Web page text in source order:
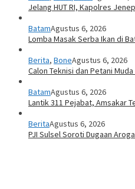
Jelang HUT RI, Kapolres
BatamAgustus 6, 2026
Lomba Masak Serba Ikan di
Berita, BoneAgustus 6, 2026
Calon Teknisi dan Petani
BatamAgustus 6, 2026
Lantik 311 Pejabat, Amsakar
BeritaAgustus 6, 2026
PJI Sulsel Soroti Dugaan